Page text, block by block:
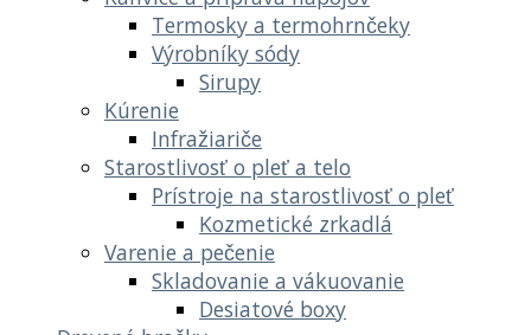
Termosky a termohrnčeky
Výrobníky sódy
Sirupy
Kúrenie
Infražiariče
Starostlivosť o pleť a telo
Prístroje na starostlivosť o pleť
Kozmetické zrkadlá
Varenie a pečenie
Skladovanie a vákuovanie
Desiatové boxy